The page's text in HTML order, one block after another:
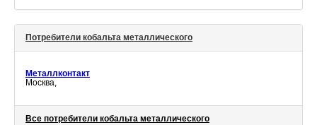
Потребители кобальта металлического
Металлконтакт
Москва,
Все потребители кобальта металлического